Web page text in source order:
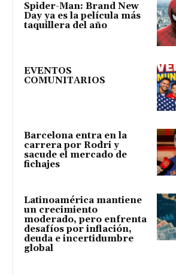
Spider-Man: Brand New
Day ya es la película más
taquillera del año
EVENTOS
COMUNITARIOS
Barcelona entra en la
carrera por Rodri y
sacude el mercado de
fichajes
Latinoamérica mantiene
un crecimiento
moderado, pero enfrenta
desafíos por inflación,
deuda e incertidumbre
global